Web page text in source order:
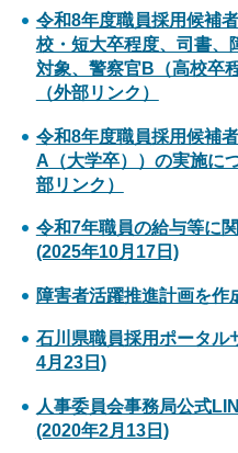
令和8年度職員採用候補
校・短大卒程度、司書、
対象、警察官B（高校卒
（外部リンク）
令和8年度職員採用候補
A（大学卒））の実施に
部リンク）
令和7年職員の給与等に
(2025年10月17日)
障害者活躍推進計画を作
石川県職員採用ポータル
4月23日)
人事委員会事務局公式
(2020年2月13日)